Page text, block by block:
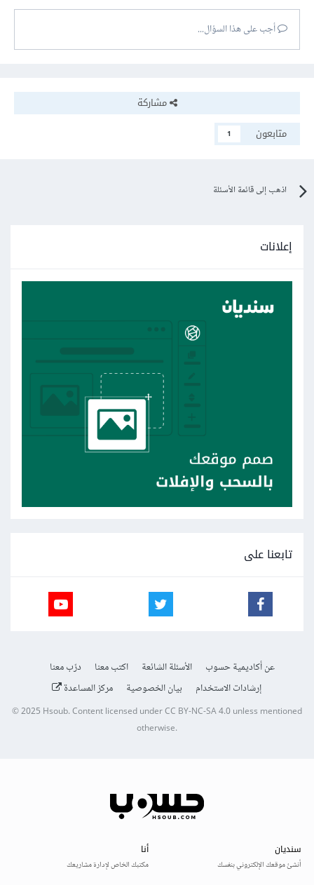
أجب على هذا السؤال...
مشاركة
متابعون
1
اذهب إلى قائمة الأسئلة
إعلانات
تابعنا على
عن أكاديمية حسوب الأسئلة الشائعة اكتب معنا
درّب معنا
إرشادات الاستخدام
بيان الخصوصية مركز المساعدة
© 2025Hsoub.Content licensed underCC BY-NC-SA 4.0unless mentioned
otherwise.